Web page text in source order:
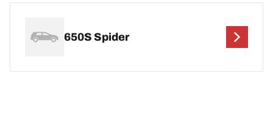
650S Spider